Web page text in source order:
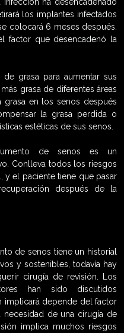
los implantes infectados
colocará 6 meses después.
factor que desencadenó la
grasa para aumentar sus
grasa de diferentes áreas
en los senos después
la grasa perdida o
estéticas de sus senos.
de senos es un
Conlleva todos los riesgos
y el paciente tiene que pasar
después de la
de senos tiene un historial
y sostenibles, todavía hay
cirugía de revisión. Los
han sido discutidos
implicará depende del factor
de una cirugía de
implica muchos riesgos